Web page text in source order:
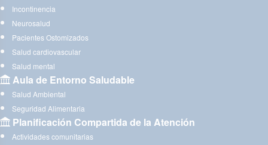
Incontinencia
Neurosalud
Pacientes Ostomizados
Salud cardiovascular
Salud mental
Aula de Entorno Saludable
Salud Ambiental
Seguridad Alimentaria
Planificación Compartida de la Atención
Actividades comunitarias